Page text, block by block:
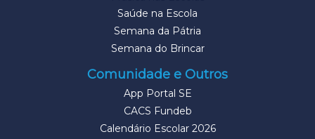
Saúde na Escola
Semana da Pátria
Semana do Brincar
Comunidade e Outros
App Portal SE
CACS Fundeb
Calendário Escolar 2026